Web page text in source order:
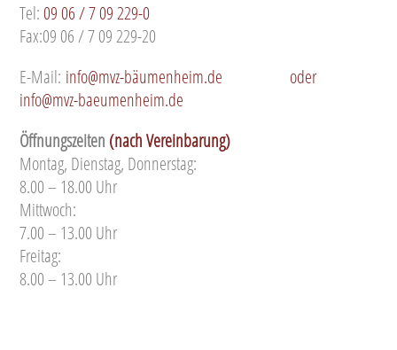
Tel:09 06 / 7 09 229-0
Fax:09 06 / 7 09 229-20
E-Mail: info@mvz-bäumenheim.de
oder
info@mvz-baeumenheim.de
Öffnungszeiten (nach Vereinbarung)
Montag, Dienstag, Donnerstag:
8.00 – 18.00 Uhr
Mittwoch:
7.00 – 13.00 Uhr
Freitag:
8.00 – 13.00 Uhr